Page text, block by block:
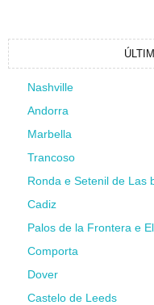
Nashville
Andorra
Marbella
Trancoso
Ronda e Setenil de Las
Cadiz
Palos de la Frontera e
Comporta
Dover
Castelo de Leeds